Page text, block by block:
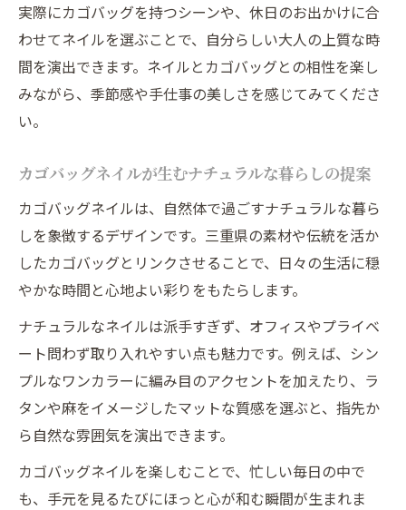
喫
カゴバッグネイルがもたらす癒しと豊かさ
大人女性におすすめのカゴバッグネイル活
用法
自分らしさを叶える三重県流ネイルデザイン
三重県流ネイルで自分らしさを表現するコ
ツ
カゴバッグネイルが引き出す個性と魅力
自分らしいネイルで毎日に彩りをプラス
三重県の手仕事を活かしたネイルデザイン
例
カゴバッグネイルで感じる自分だけの特別
感
実際にカゴバッグを持つシーンや、休日のお出かけに合
わせてネイルを選ぶことで、自分らしい大人の上質な時
間を演出できます。ネイルとカゴバッグとの相性を楽し
みながら、季節感や手仕事の美しさを感じてみてくださ
い。
カゴバッグネイルが生むナチュラルな暮らしの提案
カゴバッグネイルは、自然体で過ごすナチュラルな暮ら
しを象徴するデザインです。三重県の素材や伝統を活か
したカゴバッグとリンクさせることで、日々の生活に穏
やかな時間と心地よい彩りをもたらします。
ナチュラルなネイルは派手すぎず、オフィスやプライベ
ート問わず取り入れやすい点も魅力です。例えば、シン
プルなワンカラーに編み目のアクセントを加えたり、ラ
タンや麻をイメージしたマットな質感を選ぶと、指先か
ら自然な雰囲気を演出できます。
カゴバッグネイルを楽しむことで、忙しい毎日の中で
も、手元を見るたびにほっと心が和む瞬間が生まれま